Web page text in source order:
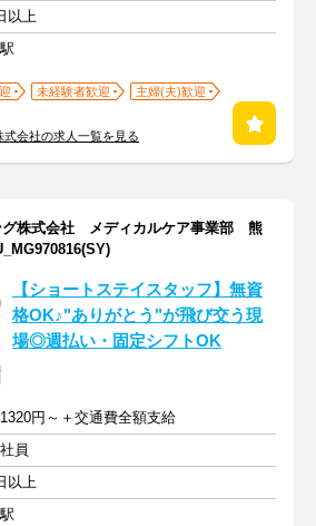
以上
未経験者歓迎
主婦(夫)歓迎
会社の求人一覧を見る
グ株式会社 メディカルケア事業部 熊
【ショートステイスタッフ】無資
格OK♪"ありがとう"が飛び交う現
場◎週払い・固定シフトOK
円～＋交通費全額支給
員
以上